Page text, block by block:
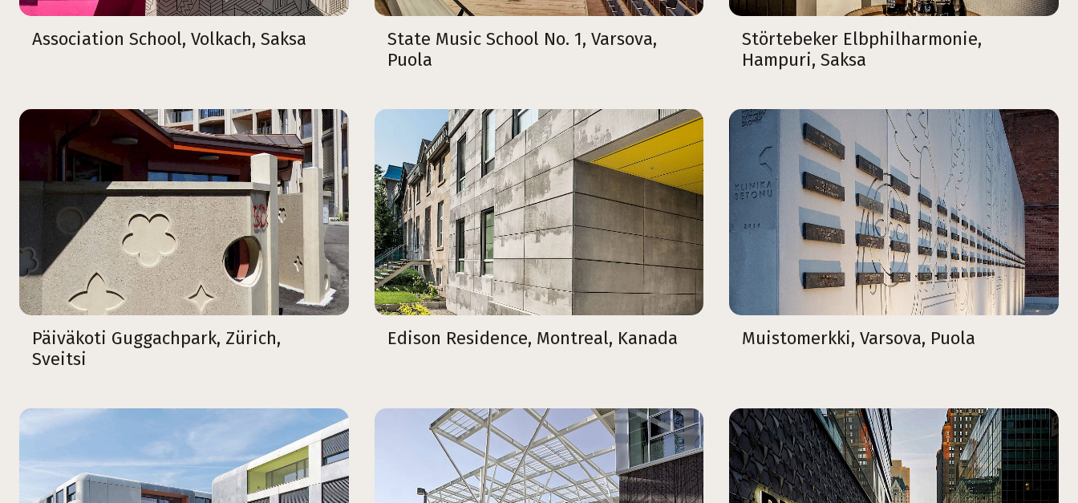
Association School, Volkach, Saksa
State Music School No. 1, Varsova,
Puola
Störtebeker Elbphilharmonie,
Hampuri, Saksa
Päiväkoti Guggachpark, Zürich,
Sveitsi
Edison Residence, Montreal, Kanada Muistomerkki, Varsova, Puola